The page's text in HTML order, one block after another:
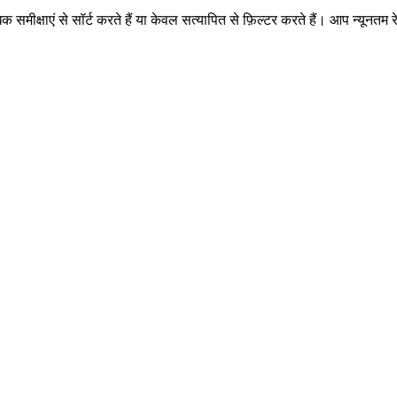
समीक्षाएं से सॉर्ट करते हैं या केवल सत्यापित से फ़िल्टर करते हैं। आप